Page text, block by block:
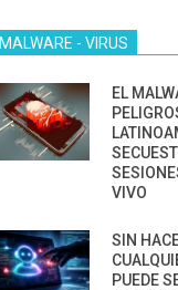
MALWARE - VIRUS
EL
VIVO
SIN
PUEDE